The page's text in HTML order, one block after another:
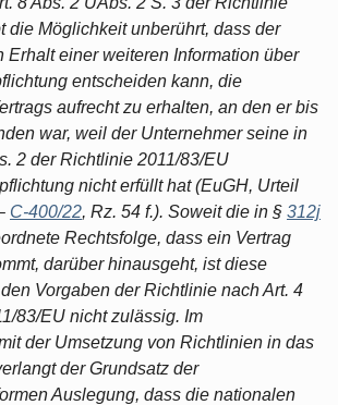
die Möglichkeit unberührt, dass der
Erhalt einer weiteren Information über
entscheiden kann, die
aufrecht zu erhalten, an den er bis
war, weil der Unternehmer seine in
2 der Richtlinie 2011/83/EU
nicht erfüllt hat (EuGH, Urteil
C-400/22, Rz. 54 f.). Soweit die in § 312j
Rechtsfolge, dass ein Vertrag
darüber hinausgeht, ist diese
Vorgaben der Richtlinie nach Art. 4
83/EU nicht zulässig. Im
der Umsetzung von Richtlinien in das
der Grundsatz der
Auslegung, dass die nationalen